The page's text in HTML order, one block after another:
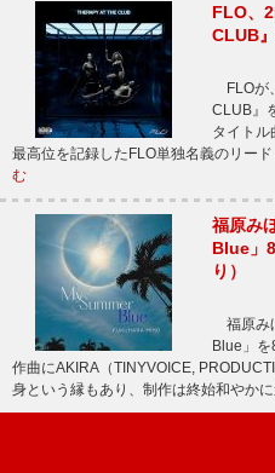
FLO、
CLUB
FLOが
CLUB』
タイトル
最高位を記録したFLO単独名義のリー
む
福原み
Blue」
り）
福原み
Blue」
作曲にAKIRA（TINYVOICE,
身という縁もあり、制作は終始和やか